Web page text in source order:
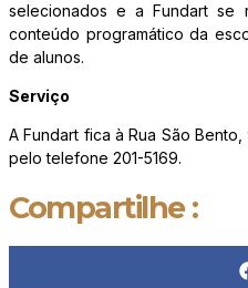
selecionados e a Fundart se
conteúdo programático da
de alunos.
Serviço
A Fundart fica à Rua São
pelo telefone 201-5169.
Compartilhe :